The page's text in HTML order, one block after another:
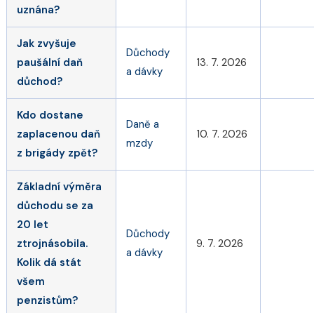
uznána?
Jak zvyšuje
paušální daň
důchod?
Důchody
a dávky
13. 7. 2026
Kdo dostane
zaplacenou daň
z brigády zpět?
Daně a
mzdy
10. 7. 2026
Základní výměra
důchodu se za
20 let
ztrojnásobila.
Kolik dá stát
všem
penzistům?
Důchody
a dávky
9. 7. 2026